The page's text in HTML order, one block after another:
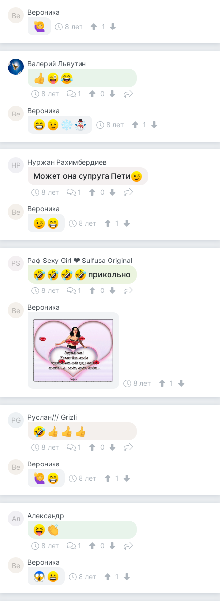
Ве
Вероника
8 лет
1
Валерий Львутин
8 лет 1 0
Ве
Вероника
8 лет
1
НР Нуржан Рахимбердиев
Может она супруга Пети
8 лет 1 0
Ве
Вероника
8 лет
1
РS Раф Sexy Girl ❤ Sulfusa Original
прикольно
8 лет 1 0
Ве Вероника
8 лет 1
РG Руслан/// Grizli
8 лет 1 0
Ве
Вероника
8 лет
1
Ал Александр
8 лет 1 0
Ве
Вероника
8 лет
1